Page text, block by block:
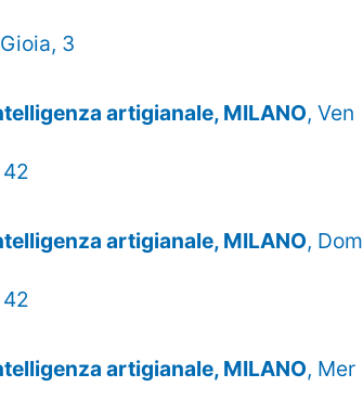
3
artigianale, MILANO, Ven
artigianale, MILANO, Dom
artigianale, MILANO, Mer